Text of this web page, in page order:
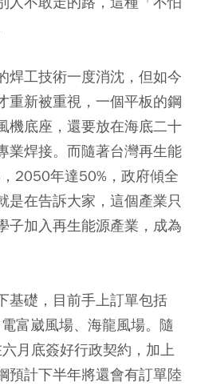
焊工技術一度消沈，但如今
重新被重視，一個平板的鋼
機底座，還要放在海底二十
業焊接。而隨著台灣再生能
2050年達50%，政府傾全
是在告訴大家，這個產業只
子加入再生能源產業，成為
基礎，目前手上訂單包括
富崴風場、海龍風場。隨
月底簽好行政契約，加上
預計下半年將還會有訂單陸